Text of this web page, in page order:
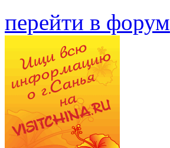
перейти в форум